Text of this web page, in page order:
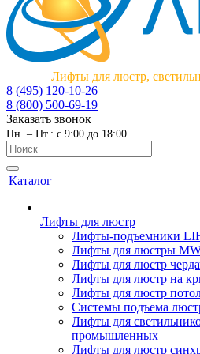
Лифты для люстр,
8 (495) 120-10-26
8 (800) 500-69-19
Заказать звонок
Пн. – Пт.: с 9:00 до 18:00
Каталог
Лифты для люстр
Лифты-подъемники
Лифты для люстры
Лифты для люстр
Лифты для люстр на
Лифты для люстр
Системы подъема
Лифты для
промышленных
Лифты для люстр